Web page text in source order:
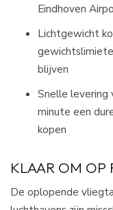
Eindhoven
Lichtgewicht
blijven
Snelle levering
minute een
kopen
KLAAR OM OP
De oplopende